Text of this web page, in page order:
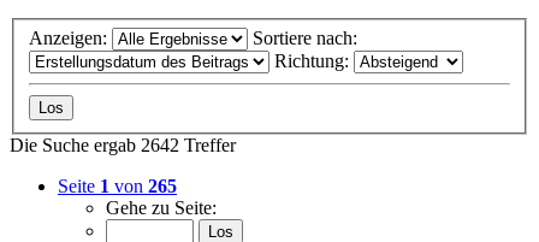
Anzeigen:
Sortiere nach:
Richtung:
Die Suche ergab 2642 Treffer
Seite 1 von 265
Gehe zu Seite: